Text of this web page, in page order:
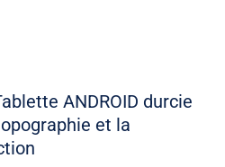
ANDROID durcie
et la